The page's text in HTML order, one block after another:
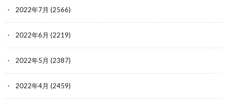
2022年7月 (2566)
2022年6月 (2219)
2022年5月 (2387)
2022年4月 (2459)